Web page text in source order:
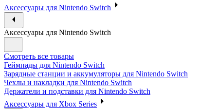
Аксессуары для Nintendo Switch
Аксессуары для Nintendo Switch
Смотреть все товары
Геймпады для Nintendo Switch
Зарядные станции и аккумуляторы для Nintendo Switch
Чехлы и накладки для Nintendo Switch
Держатели и подставки для Nintendo Switch
Аксессуары для Xbox Series